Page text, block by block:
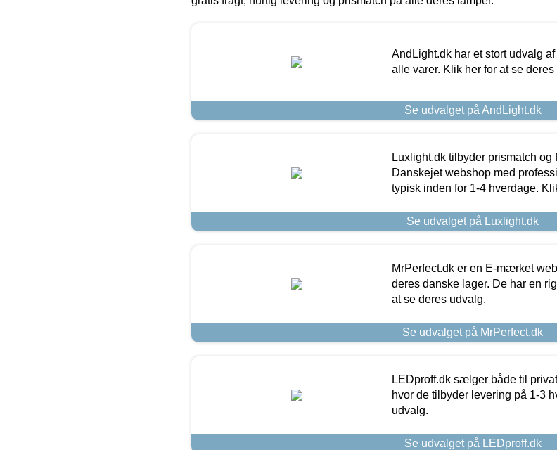
AndLight.dk har et stort udvalg
alle varer. Klik her for at se deres
Se udvalget på AndLight.dk
Luxlight.dk tilbyder prismatch og
Danskejet webshop med
typisk inden for 1-4 hverdage.
Se udvalget på Luxlight.dk
MrPerfect.dk er en E-mærket
deres danske lager. De har en
at se deres udvalg.
Se udvalget på MrPerfect.dk
LEDproff.dk sælger både til
hvor de tilbyder levering på 1-3
udvalg.
Se udvalget på LEDproff.dk